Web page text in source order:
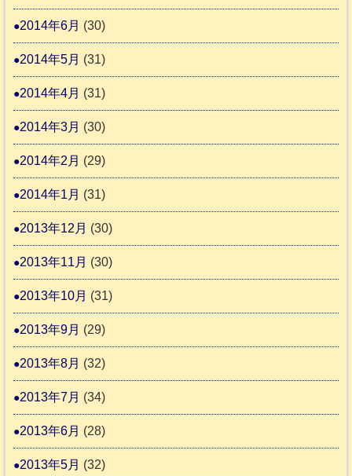
2014年6月 (30)
2014年5月 (31)
2014年4月 (31)
2014年3月 (30)
2014年2月 (29)
2014年1月 (31)
2013年12月 (30)
2013年11月 (30)
2013年10月 (31)
2013年9月 (29)
2013年8月 (32)
2013年7月 (34)
2013年6月 (28)
2013年5月 (32)